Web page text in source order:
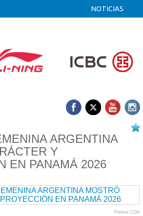
NOTICIAS
ARGENTINA
Y
EN PANAMÁ 2026
Prensa COA